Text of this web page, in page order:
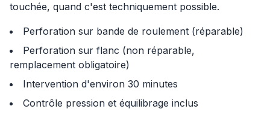
touchée, quand c'est techniquement possible.
Perforation sur bande de roulement (réparable)
Perforation sur flanc (non réparable,
remplacement obligatoire)
Intervention d'environ 30 minutes
Contrôle pression et équilibrage inclus